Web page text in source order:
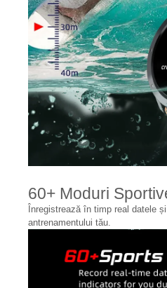
60+ Moduri
Înregistrează în timp real datele
antrenamentului tău.